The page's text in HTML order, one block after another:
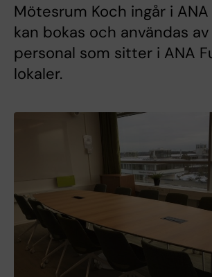
Mötesrum Koch ingår i
kan bokas och användas
personal som sitter i ANA
lokaler.